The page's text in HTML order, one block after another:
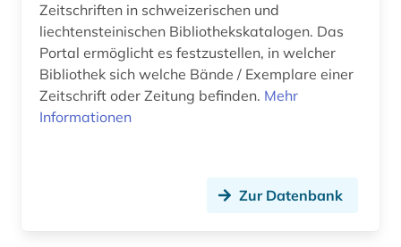
elektrotechnik (1)
englisch (1)
entscheidungssammlung (1)
europäische union (1)
Serbien (1)
Skandinavien (1)
Slowakei (2)
Zeitschriften in schweizerischen und
liechtensteinischen Bibliothekskatalogen. Das
Portal ermöglicht es festzustellen, in welcher
Bibliothek sich welche Bände / Exemplare einer
Zeitschrift oder Zeitung befinden. Mehr
Informationen
Zur Datenbank